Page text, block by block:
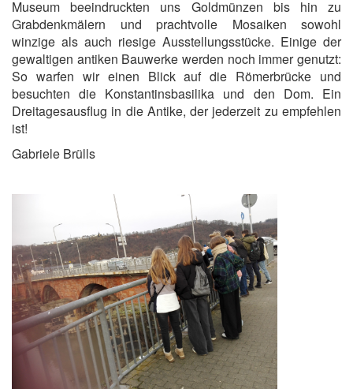
Museum beeindruckten uns Goldmünzen bis hin zu
Grabdenkmälern und prachtvolle Mosaiken sowohl
winzige als auch riesige Ausstellungsstücke. Einige der
gewaltigen antiken Bauwerke werden noch immer genutzt:
So warfen wir einen Blick auf die Römerbrücke und
besuchten die Konstantinsbasilika und den Dom. Ein
Dreitagesausflug in die Antike, der jederzeit zu empfehlen
ist!
Gabriele Brülls